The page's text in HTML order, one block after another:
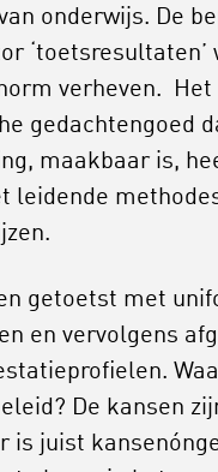
onderwijs. De
‘toetsresultaten’
verheven. Het
gedachtengoed
maakbaar is,
leidende
getoetst met
en vervolgens
De kansen
is juist